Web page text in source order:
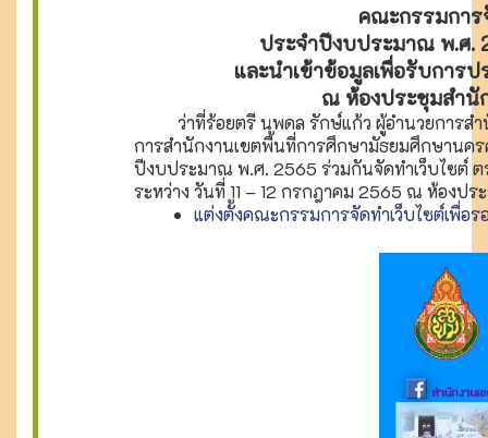
คณะกรรมการ
ประจำปีงบประมาณ พ.ศ.
และนำเข้าข้อมูลเพื่อรับการป
ณ ห้องประชุมสำนั
ว่าที่ร้อยตรี นพดล รักษ์แก้ว ผู้อำนวยการสำนั
การสำนักงานเขตพื้นที่การศึกษามัธยมศึกษานคร
ปีงบประมาณ พ.ศ. 2565 ร่วมกันจัดทำเว็บไซต์ ต
ระหว่าง วันที่ 11 – 12 กรกฎาคม 2565 ณ ห้อง
แต่งตั้งคณะกรรมการจัดทําเว็บไซต์เพื่อ